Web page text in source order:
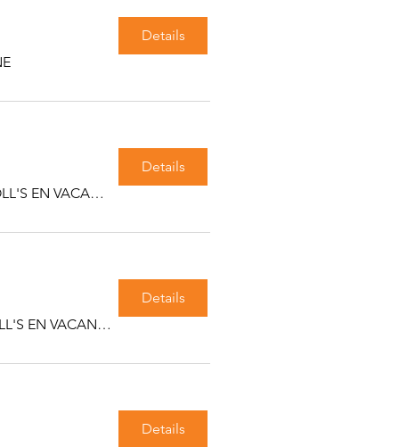
Details
Les équipes de WORKING ROLL'S EN VACANCES
Details
Les équipes de WORKING ROLL'S EN VACANCES
Details
Details